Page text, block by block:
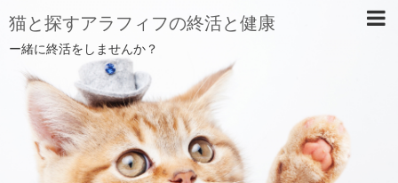
猫と探すアラフィフの終活と健康
ー緒に終活をしませんか？